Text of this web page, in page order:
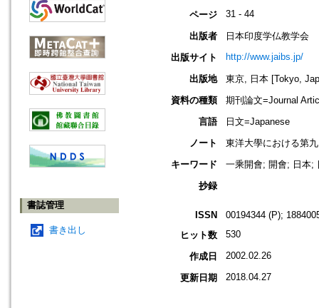
書誌管理
書き出し
ページ 31 - 44
出版者
日本印度学仏教学会
出版サイト
http://www.jaibs.jp/
出版地
東京, 日本 [Tokyo,
資料の種類
期刊論文=Journal
言語
日文=Japanese
ノート
東洋大學における第
キーワード
一乘開會; 開會; 日本;
抄録
ISSN
00194344 (P);
ヒット数
530
作成日 2002.02.26
更新日期 2018.04.27